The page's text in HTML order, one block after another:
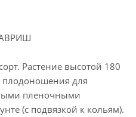
Растение высотой 180
для
пленочными
(с подвязкой к кольям).